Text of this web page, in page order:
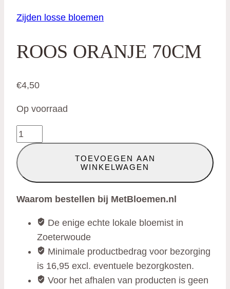
Zijden losse bloemen
ROOS ORANJE 70CM
€4,50
Op voorraad
Roos
oranje
70cm
aantal
TOEVOEGEN AAN
WINKELWAGEN
Waarom bestellen bij MetBloemen.nl
De enige echte lokale bloemist in
Zoeterwoude
Minimale productbedrag voor bezorging
is 16,95 excl. eventuele bezorgkosten.
Voor het afhalen van producten is geen